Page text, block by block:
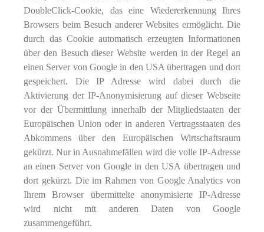
DoubleClick-Cookie, das eine Wiedererkennung Ihres
Browsers beim Besuch anderer Websites ermöglicht. Die
durch das Cookie automatisch erzeugten Informationen
über den Besuch dieser Website werden in der Regel an
einen Server von Google in den USA übertragen und dort
gespeichert. Die IP Adresse wird dabei durch die
Aktivierung der IP-Anonymisierung auf dieser Webseite
vor der Übermittlung innerhalb der Mitgliedstaaten der
Europäischen Union oder in anderen Vertragsstaaten des
Abkommens über den Europäischen Wirtschaftsraum
gekürzt. Nur in Ausnahmefällen wird die volle IP-Adresse
an einen Server von Google in den USA übertragen und
dort gekürzt. Die im Rahmen von Google Analytics von
Ihrem Browser übermittelte anonymisierte IP-Adresse
wird nicht mit anderen Daten von Google
zusammengeführt.